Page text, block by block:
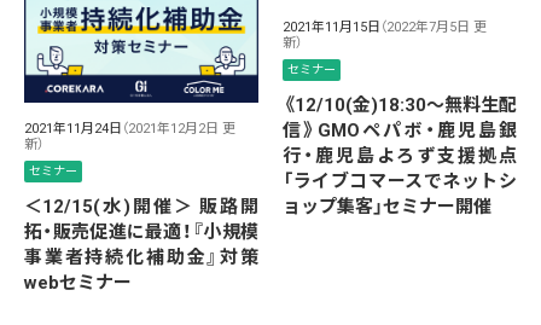
2021年11月24日 （2021年12月2日 更
新）
セミナー
＜12/15(水)開催＞ 販路開
拓・販売促進に最適！『小規模
事業者持続化補助金』対策
webセミナー
2021年11月15日 （2022年7月5日 更
新）
セミナー
《12/10(金)18:30～無料生配
信》GMOペパボ・鹿児島銀
行・鹿児島よろず支援拠点
「ライブコマースでネットシ
ョップ集客」セミナー開催